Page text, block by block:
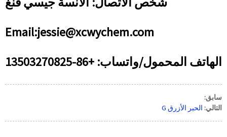
Email:jessie@xcwychem.com
الهاتف المحمول/واتساب: +86-13503270825
سابق:
التالي: الحبر الأزرق G